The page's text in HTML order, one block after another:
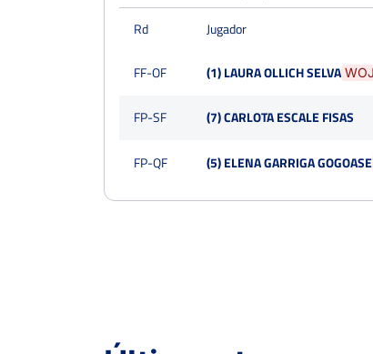
PERDIDOS JUEGOS GANADOS
Rd Jugador
FF-OF (1) LAURA OLLICH SELVA WOJ
FP-SF (7) CARLOTA ESCALE FISAS
FP-QF (5) ELENA GARRIGA GOGOASE